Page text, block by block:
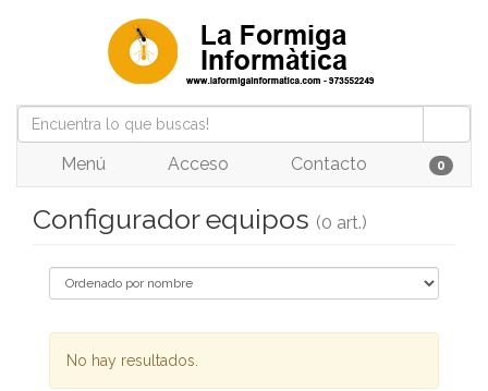
Menú Acceso Contacto 0
Configurador equipos (0 art.)
No hay resultados.